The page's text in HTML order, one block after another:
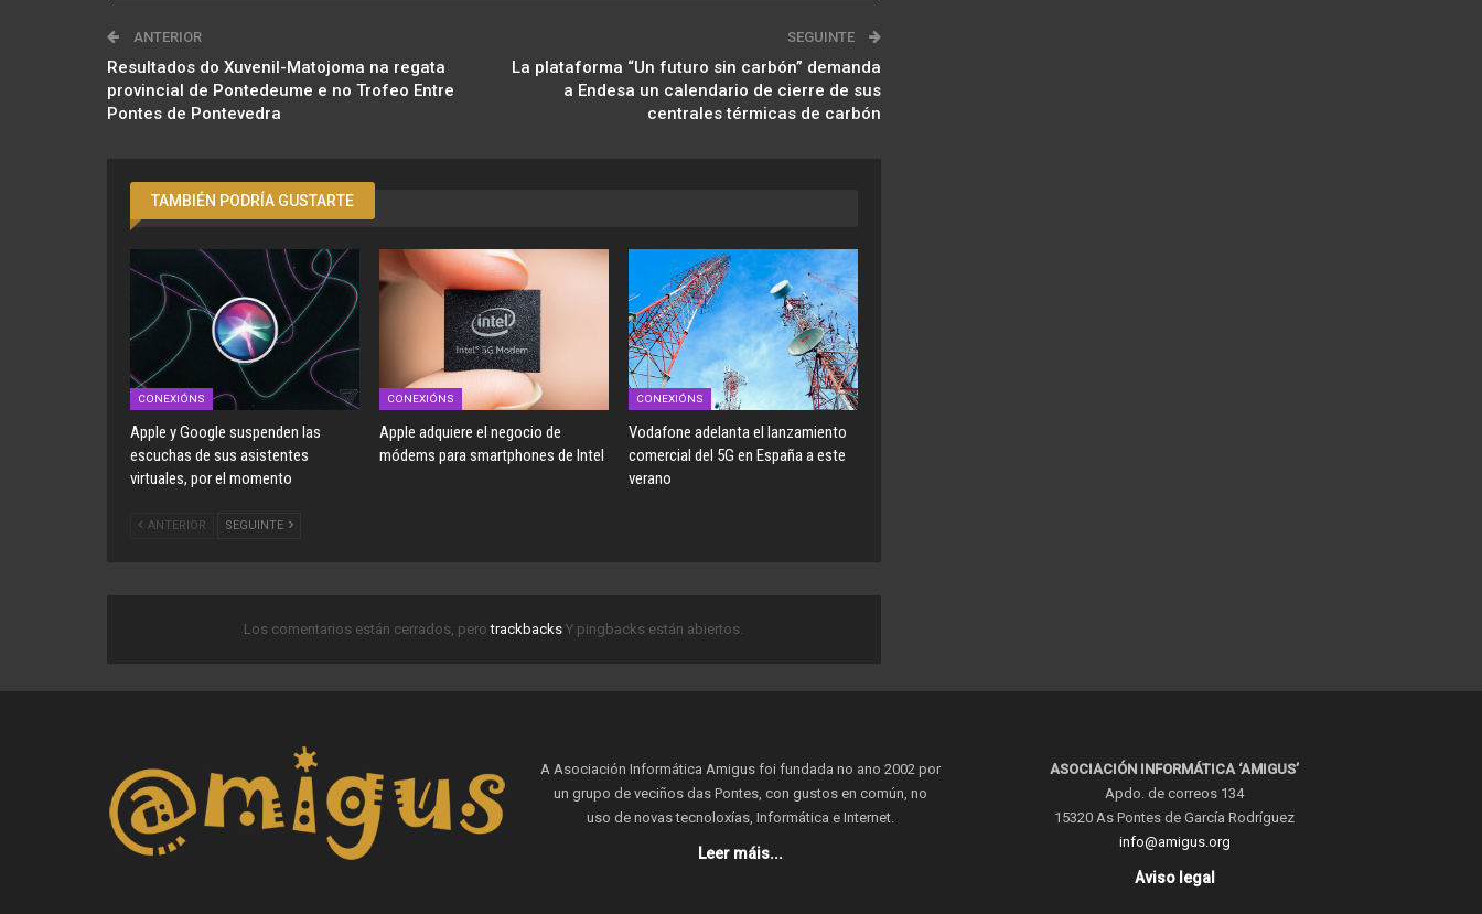
ANTERIOR
Resultados do Xuvenil-Matojoma na regata
provincial de Pontedeume e no Trofeo Entre
Pontes de Pontevedra
SEGUINTE
La plataforma “Un futuro sin carbón” demanda
a Endesa un calendario de cierre de sus
centrales térmicas de carbón
TAMBIÉN PODRÍA GUSTARTE
CONEXIÓNS
Apple y Google suspenden las
escuchas de sus asistentes
virtuales, por el momento
CONEXIÓNS
Apple adquiere el negocio de
módems para smartphones de Intel
CONEXIÓNS
Vodafone adelanta el lanzamiento
comercial del 5G en España a este
verano
ANTERIOR SEGUINTE
Los comentarios están cerrados, perotrackbacksY pingbacks están abiertos.
A Asociación Informática Amigus foi fundada no ano 2002 por
un grupo de veciños das Pontes, con gustos en común, no
uso de novas tecnoloxías, Informática e Internet.
Leer máis...
ASOCIACIÓN INFORMÁTICA ‘AMIGUS’
Apdo. de correos 134
15320 As Pontes de García Rodríguez
info@amigus.org
Aviso legal